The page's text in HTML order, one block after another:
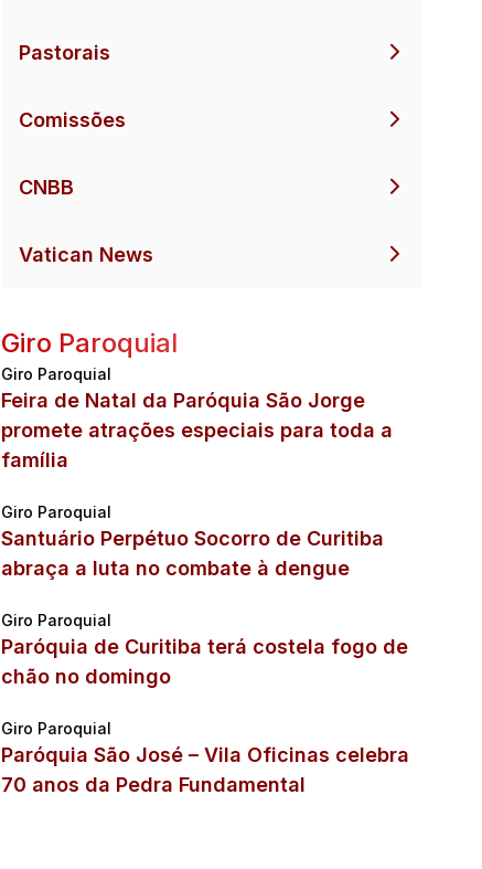
Pastorais
Comissões
CNBB
Vatican News
Giro Paroquial
Giro Paroquial
Feira de Natal da Paróquia São Jorge
promete atrações especiais para toda a
família
Giro Paroquial
Santuário Perpétuo Socorro de Curitiba
abraça a luta no combate à dengue
Giro Paroquial
Paróquia de Curitiba terá costela fogo de
chão no domingo
Giro Paroquial
Paróquia São José – Vila Oficinas celebra
70 anos da Pedra Fundamental